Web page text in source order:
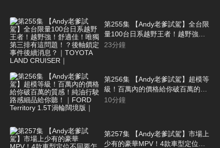
第255集 【Andy老爹試駕】全台限
量100台日系越野王者！越野強！
舒適佳！唯獨第三排有這問題！？
23分鐘
第256集 【Andy老爹試駕】超模等
級！百萬內的價格給你破百萬的質
感！純油行駛路感細品給你聽！｜
10分鐘
第257集 【Andy老爹試駕】市場上
少有的豪華MPV！4款車型定位不